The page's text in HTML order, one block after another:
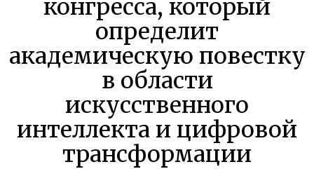
конгресса, который
определит
академическую повестку
в области
искусственного
интеллекта и цифровой
трансформации